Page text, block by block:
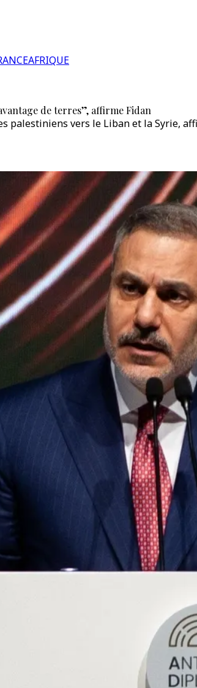
AFRIQUE
de terres”, affirme Fidan
palestiniens vers le Liban et la Syrie,